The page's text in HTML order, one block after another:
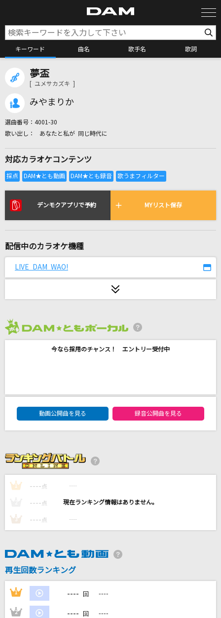
キーワード 曲名 歌手名 歌詞
全国りれき
リアルタイムで歌われている曲の一覧
look at the sea
Drama
サカナクション
点描の唄(feat.井上苑子)
Mrs. GREEN APPLE
RUNNING TO HORIZON
松任谷由実(荒井由実)
夢盃
[ ユメサカズキ ]
みやまりか
選曲番号： 4001-30
あなたと私が 同じ時代に
対応カラオケコンテンツ
デンモクアプリで予約 MYリスト保存
配信中のカラオケ機種
LIVE DAM WAO!
今なら採用のチャンス！ エントリー受付中
DAM★ともボーカルエントリーランキング
動画公開曲を見る
録音公開曲を見る
1 ---- 点 ----
---- 点 ----
3 ---- 点 ----
再生回数ランキング
1 ---- 回 ----
2 ---- 回 ----